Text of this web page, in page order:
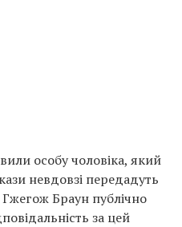
особу чоловіка, який
невдовзі передадуть
Браун публічно
за цей